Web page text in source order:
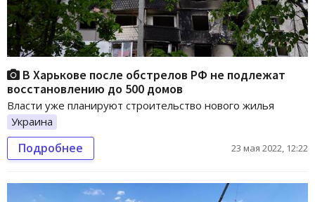
В Харькове после обстрелов РФ не подлежат
восстановлению до 500 домов
Власти уже планируют строительство нового жилья
Украина
Подробнее 23 мая 2022, 12:22